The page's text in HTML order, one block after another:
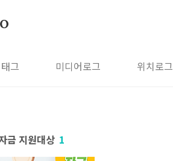
태그 미디어로그 위치로그
금 지원대상 1